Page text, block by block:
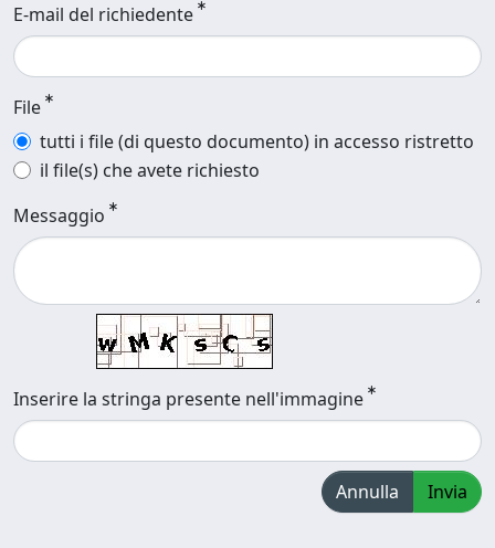
E-mail del richiedente
File
tutti i file (di questo documento) in accesso ristretto
il file(s) che avete richiesto
Messaggio
Inserire la stringa presente nell'immagine
Annulla Invia